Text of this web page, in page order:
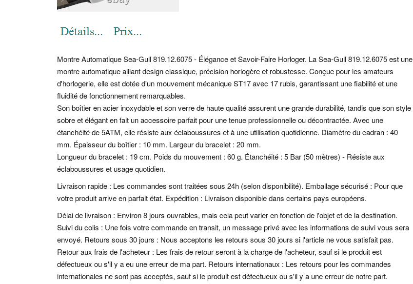
Montre Automatique Sea-Gull 819.12.6075 - Élégance et Savoir-Faire Horloger. La Sea-Gull 819.12.6075 est une
montre automatique alliant design classique, précision horlogère et robustesse. Conçue pour les amateurs
d'horlogerie, elle est dotée d'un mouvement mécanique ST17 avec 17 rubis, garantissant une fiabilité et une
fluidité de fonctionnement remarquables.
Son boîtier en acier inoxydable et son verre de haute qualité assurent une grande durabilité, tandis que son style
sobre et élégant en fait un accessoire parfait pour une tenue professionnelle ou décontractée. Avec une
étanchéité de 5ATM, elle résiste aux éclaboussures et à une utilisation quotidienne. Diamètre du cadran : 40
mm. Épaisseur du boîtier : 10 mm. Largeur du bracelet : 20 mm.
Longueur du bracelet : 19 cm. Poids du mouvement : 60 g. Étanchéité : 5 Bar (50 mètres) - Résiste aux
éclaboussures et usage quotidien.
Livraison rapide : Les commandes sont traitées sous 24h (selon disponibilité). Emballage sécurisé : Pour que
votre produit arrive en parfait état. Expédition : Livraison disponible dans certains pays européens.
Délai de livraison : Environ 8 jours ouvrables, mais cela peut varier en fonction de l'objet et de la destination.
Suivi du colis : Une fois votre commande en transit, un message privé avec les informations de suivi vous sera
envoyé. Retours sous 30 jours : Nous acceptons les retours sous 30 jours si l'article ne vous satisfait pas.
Retour aux frais de l'acheteur : Les frais de retour seront à la charge de l'acheteur, sauf si le produit est
défectueux ou s'il y a eu une erreur de ma part. Retours internationaux : Les retours pour les commandes
internationales ne sont pas acceptés, sauf si le produit est défectueux ou s'il y a une erreur de notre part.